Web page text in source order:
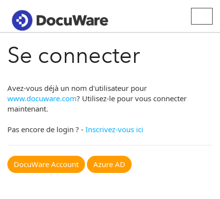
Se connecter
Avez-vous déjà un nom d'utilisateur pour
www.docuware.com? Utilisez-le pour vous connecter
maintenant.
Pas encore de login ? - Inscrivez-vous ici
DocuWare Account Azure AD